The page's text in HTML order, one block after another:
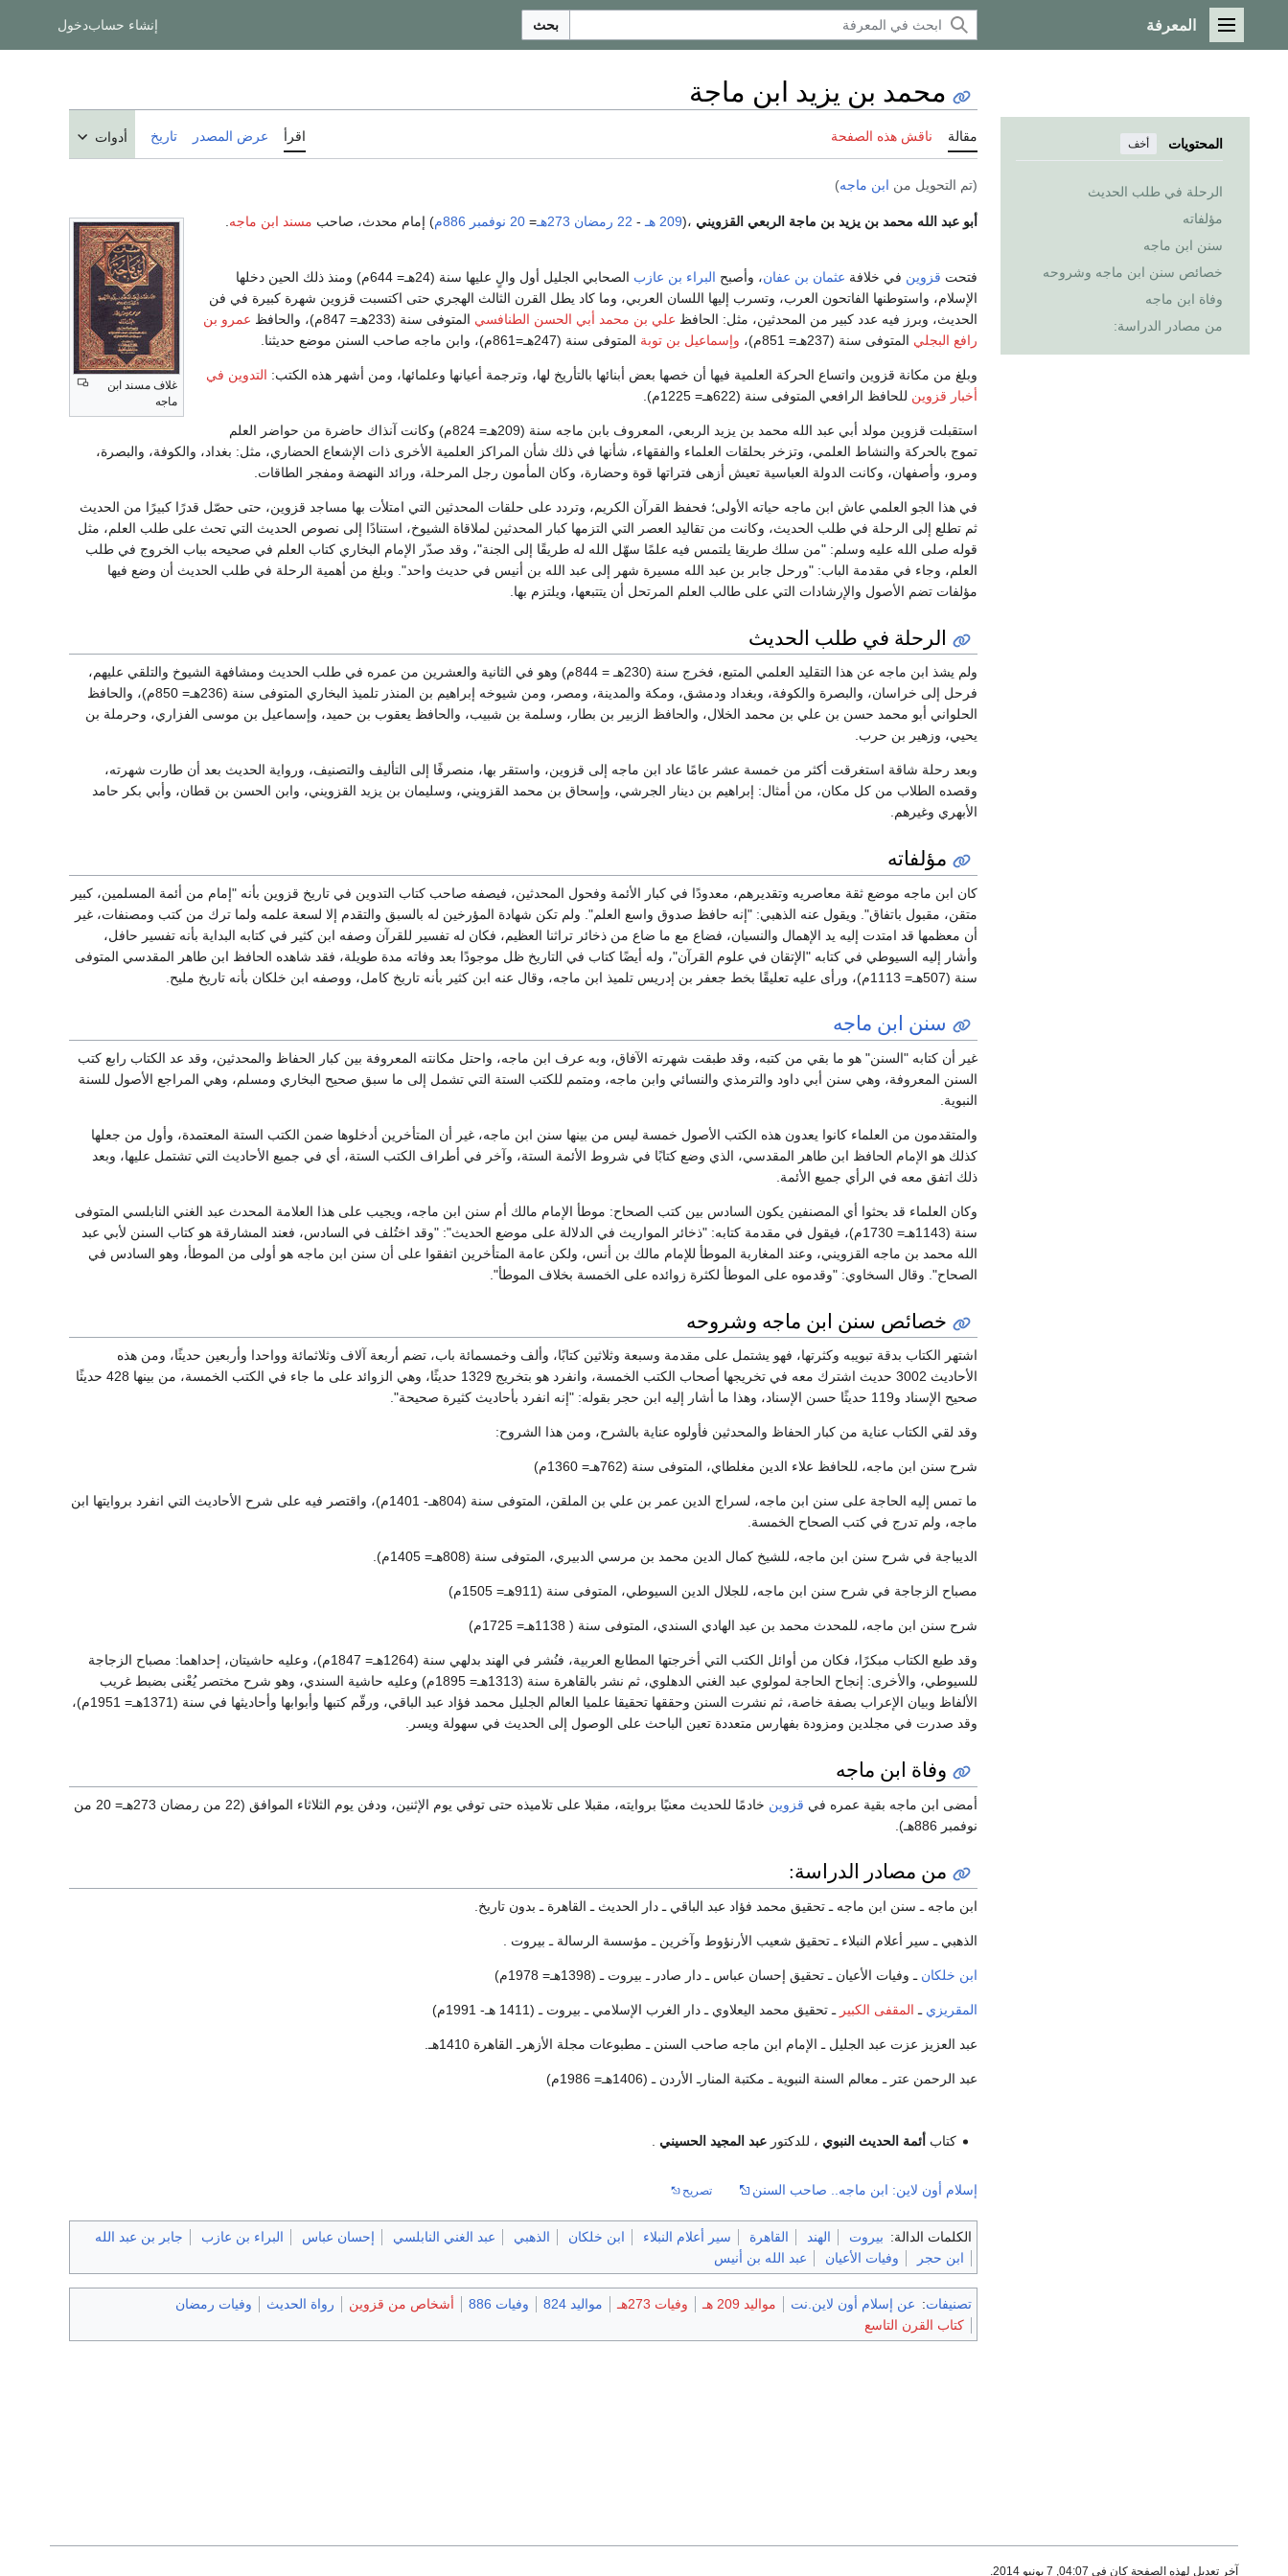
القائمة الرئيسية
المعرفة بحث إنشاء حسابدخول
المحتويات أخف
الرحلة في طلب الحديث
مؤلفاته
سنن ابن ماجه
خصائص سنن ابن ماجه وشروحه
وفاة ابن ماجه
من مصادر الدراسة:
محمد بن يزيد ابن ماجة
مقالة ناقش هذه الصفحة اقرأ عرض المصدر تاريخ أدوات
(تم التحويل من ابن ماجه)
غلاف مسند ابن
ماجه
أبو عبد الله محمد بن يزيد بن ماجة الربعي القزويني ،(209 هـ - 22 رمضان 273هـ = 20 نوفمبر 886م ) إمام محدث، صاحب مسند ابن ماجه
فتحت قزوين في خلافة عثمان بن عفان، وأصبح البراء بن عازب
الصحابي الجليل أول والٍ عليها سنة (24هـ= 644م) ومنذ ذلك الحين دخلها
الإسلام، واستوطنها الفاتحون العرب، وتسرب إليها اللسان العربي، وما كاد يطل القرن الثالث الهجري حتى اكتسبت قزوين شهرة كبيرة في فن
الحديث، وبرز فيه عدد كبير من المحدثين، مثل: الحافظ علي بن محمد أبي الحسن الطنافسي المتوفى سنة (233هـ= 847م)، والحافظ
عمرو بن
رافع البجلي المتوفى سنة (237هـ= 851م)، وإسماعيل بن توبة المتوفى سنة (247هـ=861م)، وابن ماجه صاحب السنن موضع حديثنا.
وبلغ من مكانة قزوين واتساع الحركة العلمية فيها أن خصها بعض أبنائها بالتأريخ لها، وترجمة أعيانها وعلمائها، ومن أشهر هذه الكتب: التدوين في
أخبار قزوين للحافظ الرافعي المتوفى سنة (622هـ= 1225م).
استقبلت قزوين مولد أبي عبد الله محمد بن يزيد الربعي، المعروف بابن ماجه سنة (209هـ= 824م) وكانت آنذاك حاضرة من حواضر العلم
تموج بالحركة والنشاط العلمي، وتزخر بحلقات العلماء والفقهاء، شأنها في ذلك شأن المراكز العلمية الأخرى ذات الإشعاع الحضاري، مثل: بغداد، والكوفة، والبصرة،
ومرو، وأصفهان، وكانت الدولة العباسية تعيش أزهى فتراتها قوة وحضارة، وكان المأمون رجل المرحلة، ورائد النهضة ومفجر الطاقات.
في هذا الجو العلمي عاش ابن ماجه حياته الأولى؛ فحفظ القرآن الكريم، وتردد على حلقات المحدثين التي امتلأت بها مساجد قزوين، حتى حصّل قدرًا كبيرًا من الحديث
ثم تطلع إلى الرحلة في طلب الحديث، وكانت من تقاليد العصر التي التزمها كبار المحدثين لملاقاة الشيوخ، استنادًا إلى نصوص الحديث التي تحث على طلب العلم، مثل
قوله صلى الله عليه وسلم: "من سلك طريقا يلتمس فيه علمًا سهّل الله له طريقًا إلى الجنة"، وقد صدّر الإمام البخاري كتاب العلم في صحيحه بباب الخروج في طلب
العلم، وجاء في مقدمة الباب: "ورحل جابر بن عبد الله مسيرة شهر إلى عبد الله بن أنيس في حديث واحد". وبلغ من أهمية الرحلة في طلب الحديث أن وضع فيها
مؤلفات تضم الأصول والإرشادات التي على طالب العلم المرتحل أن يتتبعها، ويلتزم بها.
الرحلة في طلب الحديث
ولم يشذ ابن ماجه عن هذا التقليد العلمي المتبع، فخرج سنة (230هـ = 844م) وهو في الثانية والعشرين من عمره في طلب الحديث ومشافهة الشيوخ والتلقي عليهم،
فرحل إلى خراسان، والبصرة والكوفة، وبغداد ودمشق، ومكة والمدينة، ومصر، ومن شيوخه إبراهيم بن المنذر تلميذ البخاري المتوفى سنة (236هـ= 850م)، والحافظ
الحلواني أبو محمد حسن بن علي بن محمد الخلال، والحافظ الزبير بن بطار، وسلمة بن شبيب، والحافظ يعقوب بن حميد، وإسماعيل بن موسى الفزاري، وحرملة بن
يحيي، وزهير بن حرب.
وبعد رحلة شاقة استغرقت أكثر من خمسة عشر عامًا عاد ابن ماجه إلى قزوين، واستقر بها، منصرفًا إلى التأليف والتصنيف، ورواية الحديث بعد أن طارت شهرته،
وقصده الطلاب من كل مكان، من أمثال: إبراهيم بن دينار الجرشي، وإسحاق بن محمد القزويني، وسليمان بن يزيد القزويني، وابن الحسن بن قطان، وأبي بكر حامد
الأبهري وغيرهم.
مؤلفاته
كان ابن ماجه موضع ثقة معاصريه وتقديرهم، معدودًا في كبار الأئمة وفحول المحدثين، فيصفه صاحب كتاب التدوين في تاريخ قزوين بأنه "إمام من أئمة المسلمين، كبير
متقن، مقبول باتفاق". ويقول عنه الذهبي: "إنه حافظ صدوق واسع العلم". ولم تكن شهادة المؤرخين له بالسبق والتقدم إلا لسعة علمه ولما ترك من كتب ومصنفات، غير
أن معظمها قد امتدت إليه يد الإهمال والنسيان، فضاع مع ما ضاع من ذخائر تراثنا العظيم، فكان له تفسير للقرآن وصفه ابن كثير في كتابه البداية بأنه تفسير حافل،
وأشار إليه السيوطي في كتابه "الإتقان في علوم القرآن"، وله أيضًا كتاب في التاريخ ظل موجودًا بعد وفاته مدة طويلة، فقد شاهده الحافظ ابن طاهر المقدسي المتوفى
سنة (507هـ= 1113م)، ورأى عليه تعليقًا بخط جعفر بن إدريس تلميذ ابن ماجه، وقال عنه ابن كثير بأنه تاريخ كامل، ووصفه ابن خلكان بأنه تاريخ مليح.
سنن ابن ماجه
غير أن كتابه "السنن" هو ما بقي من كتبه، وقد طبقت شهرته الآفاق، وبه عرف ابن ماجه، واحتل مكانته المعروفة بين كبار الحفاظ والمحدثين، وقد عد الكتاب رابع كتب
السنن المعروفة، وهي سنن أبي داود والترمذي والنسائي وابن ماجه، ومتمم للكتب الستة التي تشمل إلى ما سبق صحيح البخاري ومسلم، وهي المراجع الأصول للسنة
النبوية.
والمتقدمون من العلماء كانوا يعدون هذه الكتب الأصول خمسة ليس من بينها سنن ابن ماجه، غير أن المتأخرين أدخلوها ضمن الكتب الستة المعتمدة، وأول من جعلها
كذلك هو الإمام الحافظ ابن طاهر المقدسي، الذي وضع كتابًا في شروط الأئمة الستة، وآخر في أطراف الكتب الستة، أي في جميع الأحاديث التي تشتمل عليها، وبعد
ذلك اتفق معه في الرأي جميع الأئمة.
وكان العلماء قد بحثوا أي المصنفين يكون السادس بين كتب الصحاح: موطأ الإمام مالك أم سنن ابن ماجه، ويجيب على هذا العلامة المحدث عبد الغني النابلسي المتوفى
سنة (1143هـ= 1730م)، فيقول في مقدمة كتابه: "ذخائر المواريث في الدلالة على موضع الحديث": "وقد اختُلف في السادس، فعند المشارقة هو كتاب السنن لأبي عبد
الله محمد بن ماجه القزويني، وعند المغاربة الموطأ للإمام مالك بن أنس، ولكن عامة المتأخرين اتفقوا على أن سنن ابن ماجه هو أولى من الموطأ، وهو السادس في
الصحاح". وقال السخاوي: "وقدموه على الموطأ لكثرة زوائده على الخمسة بخلاف الموطأ".
خصائص سنن ابن ماجه وشروحه
اشتهر الكتاب بدقة تبويبه وكثرتها، فهو يشتمل على مقدمة وسبعة وثلاثين كتابًا، وألف وخمسمائة باب، تضم أربعة آلاف وثلاثمائة وواحدا وأربعين حديثًا، ومن هذه
الأحاديث 3002 حديث اشترك معه في تخريجها أصحاب الكتب الخمسة، وانفرد هو بتخريج 1329 حديثًا، وهي الزوائد على ما جاء في الكتب الخمسة، من بينها 428 حديثًا
صحيح الإسناد و119 حديثًا حسن الإسناد، وهذا ما أشار إليه ابن حجر بقوله: "إنه انفرد بأحاديث كثيرة صحيحة".
وقد لقي الكتاب عناية من كبار الحفاظ والمحدثين فأولوه عناية بالشرح، ومن هذا الشروح:
شرح سنن ابن ماجه، للحافظ علاء الدين مغلطاي، المتوفى سنة (762هـ= 1360م)
ما تمس إليه الحاجة على سنن ابن ماجه، لسراج الدين عمر بن علي بن الملقن، المتوفى سنة (804هـ- 1401م)، واقتصر فيه على شرح الأحاديث التي انفرد بروايتها ابن
ماجه، ولم تدرج في كتب الصحاح الخمسة.
الديباجة في شرح سنن ابن ماجه، للشيخ كمال الدين محمد بن مرسي الدبيري، المتوفى سنة (808هـ= 1405م).
مصباح الزجاجة في شرح سنن ابن ماجه، للجلال الدين السيوطي، المتوفى سنة (911هـ= 1505م)
شرح سنن ابن ماجه، للمحدث محمد بن عبد الهادي السندي، المتوفى سنة ( 1138هـ= 1725م)
وقد طبع الكتاب مبكرًا، فكان من أوائل الكتب التي أخرجتها المطابع العربية، فنُشر في الهند بدلهي سنة (1264هـ= 1847م)، وعليه حاشيتان، إحداهما: مصباح الزجاجة
للسيوطي، والأخرى: إنجاح الحاجة لمولوي عبد الغني الدهلوي، ثم نشر بالقاهرة سنة (1313هـ= 1895م) وعليه حاشية السندي، وهو شرح مختصر يُعْنى بضبط غريب
الألفاظ وبيان الإعراب بصفة خاصة، ثم نشرت السنن وحققها تحقيقا علميا العالم الجليل محمد فؤاد عبد الباقي، ورقّم كتبها وأبوابها وأحاديثها في سنة (1371هـ= 1951م)،
وقد صدرت في مجلدين ومزودة بفهارس متعددة تعين الباحث على الوصول إلى الحديث في سهولة ويسر.
وفاة ابن ماجه
أمضى ابن ماجه بقية عمره في قزوين
خادمًا للحديث معنيًا بروايته، مقبلا على تلاميذه حتى توفي يوم الإثنين، ودفن يوم الثلاثاء الموافق (22 من رمضان 273هـ= 20 من
نوفمبر 886هـ).
من مصادر الدراسة:
ابن ماجه ـ سنن ابن ماجه ـ تحقيق محمد فؤاد عبد الباقي ـ دار الحديث ـ القاهرة ـ بدون تاريخ.
الذهبي ـ سير أعلام النبلاء ـ تحقيق شعيب الأرنؤوط وآخرين ـ مؤسسة الرسالة ـ بيروت .
ابن خلكان ـ وفيات الأعيان ـ تحقيق إحسان عباس ـ دار صادر ـ بيروت ـ (1398هـ= 1978م)
المقريزي ـ المقفى الكبير ـ تحقيق محمد اليعلاوي ـ دار الغرب الإسلامي ـ بيروت ـ (1411 هـ- 1991م)
عبد العزيز عزت عبد الجليل ـ الإمام ابن ماجه صاحب السنن ـ مطبوعات مجلة الأزهرـ القاهرة 1410هـ.
عبد الرحمن عتر ـ معالم السنة النبوية ـ مكتبة المنارـ الأردن ـ (1406هـ= 1986م)
كتاب أئمة الحديث النبوي ، للدكتورعبد المجيد الحسيني
إسلام أون لاين: ابن ماجه.. صاحب السنن تصريح
الكلمات الدالة: بيروت الهند القاهرة سير أعلام النبلاء ابن خلكان الذهبي عبد الغني النابلسي إحسان عباس البراء بن عازب
جابر بن عبد الله
ابن حجر
وفيات الأعيان عبد الله بن أنيس
تصنيفات: عن إسلام أون لاين.نت مواليد 209 هـ وفيات 273هـ مواليد 824 وفيات 886 أشخاص من قزوين رواة الحديث
وفيات رمضان
كتاب القرن التاسع
آخر تعديل لهذه الصفحة كان في 04:07, 7 يونيو 2014.